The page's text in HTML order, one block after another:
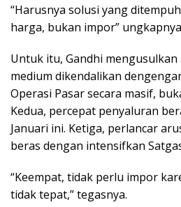
“Harusnya solusi yang
harga, bukan impor”
Untuk itu, Gandhi
medium dikendalikan
Operasi Pasar secara masif,
Kedua, percepat penyaluran
Januari ini. Ketiga, perlancar
beras dengan intensifkan
“Keempat, tidak perlu impor
tidak tepat,” tegasnya.